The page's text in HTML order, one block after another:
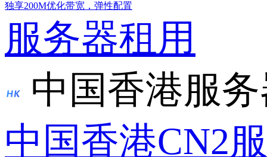
独享200M优化带宽，弹性配置
服务器租用
中国香港服
中国香港CN2